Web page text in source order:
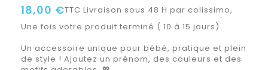
18,00 €TTC Livraison sous 48 H par colissimo,
Une fois votre produit terminé ( 10 à 15 jours)
Un accessoire unique pour bébé, pratique et plein
de style ! Ajoutez un prénom, des couleurs et des